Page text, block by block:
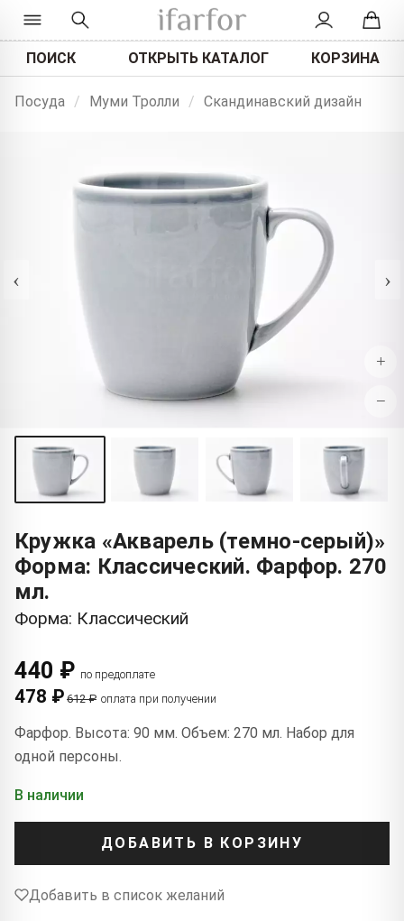
ПОИСК ОТКРЫТЬ КАТАЛОГ КОРЗИНА
Посуда / Муми Тролли / Скандинавский дизайн
‹ ›
+
−
Кружка «Акварель (темно-серый)»
Форма: Классический. Фарфор. 270
мл.
Форма: Классический
440 ₽ по предоплате
478 ₽ 612 ₽ оплата при получении
Фарфор. Высота: 90 мм. Объем: 270 мл. Набор для
одной персоны.
В наличии
ДОБАВИТЬ В КОРЗИНУ
Добавить в список желаний